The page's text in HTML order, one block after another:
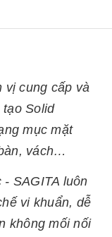
vị cung cấp và
Solid
mục mặt
vách…
SAGITA luôn
vi khuẩn, dễ
không mối nối